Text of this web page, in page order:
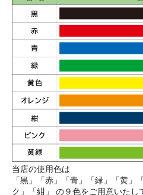
当店の使用色は
「黒」「赤」「青」「緑」「黄」
ク」「紺」 の９色をご用意いたし